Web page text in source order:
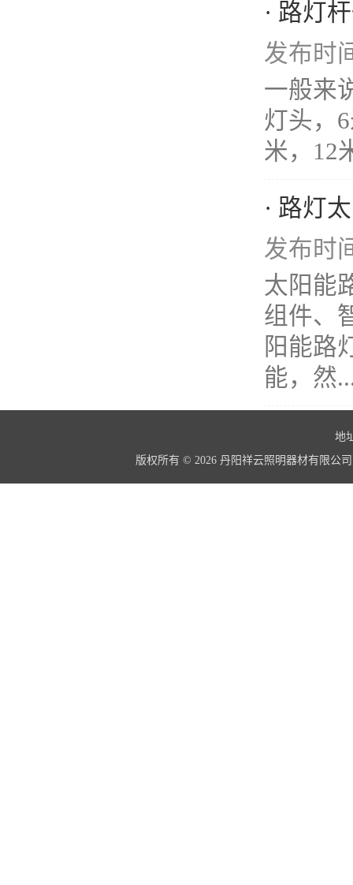
· 路灯
发布时
一般来
灯头，
米，12
· 路灯
发布时
太阳能
组件、
阳能路
能，然
地
版权所有 © 2026 丹阳祥云照明器材有限公